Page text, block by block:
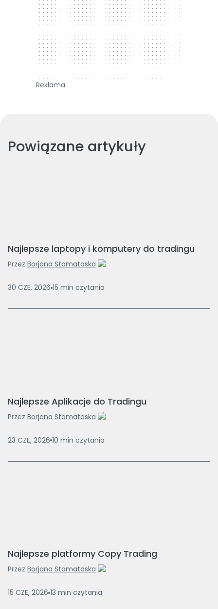
Reklama
Powiązane artykuły
Najlepsze laptopy i komputery do tradingu
Przez Borjana Stamatoska
30 CZE, 2026 15 min czytania
Najlepsze Aplikacje do Tradingu
Przez Borjana Stamatoska
23 CZE, 2026 10 min czytania
Najlepsze platformy Copy Trading
Przez Borjana Stamatoska
15 CZE, 2026 13 min czytania